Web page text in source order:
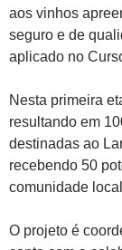
aos vinhos
seguro e de
aplicado no
Nesta primeira
resultando em
destinadas ao
recebendo 50
comunidade
O projeto é